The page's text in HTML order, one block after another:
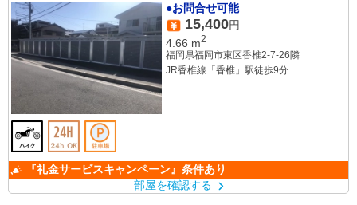
●お問合せ可能
15,400円
4.66 m2
福岡県福岡市東区香椎2-7-26隣
JR香椎線「香椎」駅徒歩9分
『礼金サービスキャンペーン』条件あり
部屋を確認する